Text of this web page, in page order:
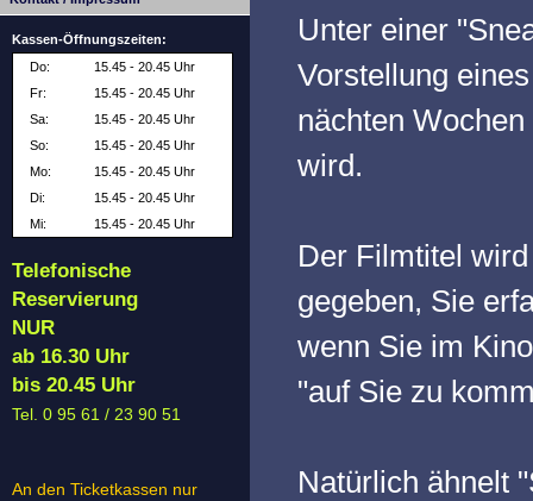
Kassen-Öffnungszeiten:
Do:
15.45 - 20.45 Uhr
Fr:
15.45 - 20.45 Uhr
Sa:
15.45 - 20.45 Uhr
So:
15.45 - 20.45 Uhr
Mo:
15.45 - 20.45 Uhr
Di:
15.45 - 20.45 Uhr
Mi:
15.45 - 20.45 Uhr
Telefonische
Reservierung
NUR
ab 16.30 Uhr
bis 20.45 Uhr
Tel. 0 95 61 / 23 90 51
An den Ticketkassen nur
Unter einer
Vorstellung
nächten
wird.
Der Filmtitel
gegeben, Sie
wenn Sie im
"auf Sie zu
Natürlich ähnelt